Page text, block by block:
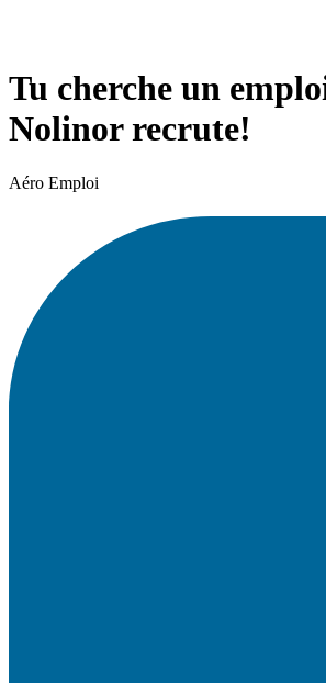
Tu cherche un
Nolinor recrute!
Aéro Emploi